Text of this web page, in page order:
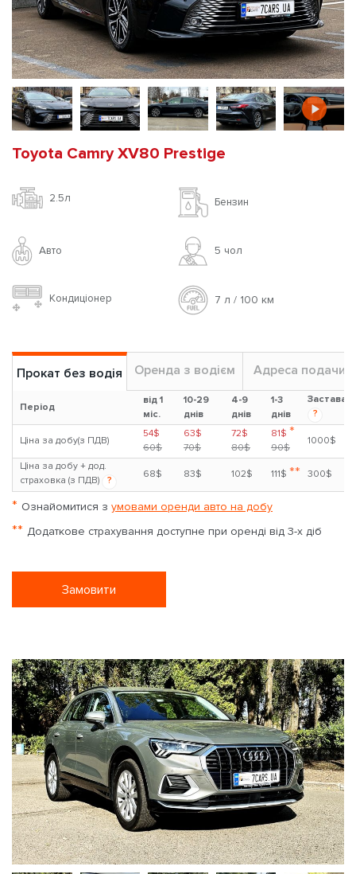
Toyota Camry XV80 Prestige
2.5л Бензин
Авто 5 чoл
Кондиціонер 7 л / 100 км
Прокат без водія Оренда з водієм Адреса подачи
Період
від 1
міс.
10-29
днів
4-9
днів
1-3
днів
Застава
?
Ціна за добу(з ПДВ)
54$
60$
63$
70$
72$
80$
81$ *
90$
1000$
Ціна за добу + дод.
страховка (з ПДВ)
?
68$ 83$ 102$ 111$ ** 300$
* Ознайомитися з умовами оренди авто на добу
** Додаткове страхування доступне при оренді від 3-х діб
Замовити